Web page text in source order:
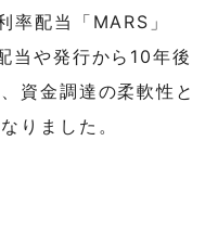
率配当「MARS」
当や発行から10年後
資金調達の柔軟性と
りました。